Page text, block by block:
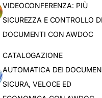
VIDEOCONFERENZA: PIÙ
SICUREZZA E CONTROLLO
DOCUMENTI CON AWDOC
CATALOGAZIONE
AUTOMATICA DEI
SICURA, VELOCE ED